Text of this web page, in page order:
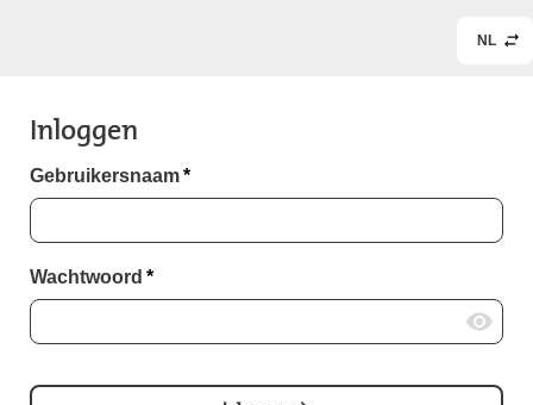
NL
Inloggen
Gebruikersnaam*
Wachtwoord *